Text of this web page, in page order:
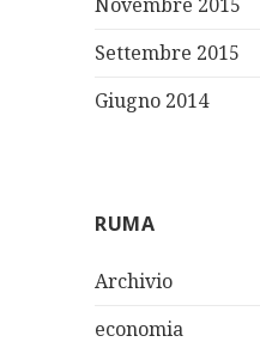
Settembre 2015
Giugno 2014
RUMA
Archivio
economia